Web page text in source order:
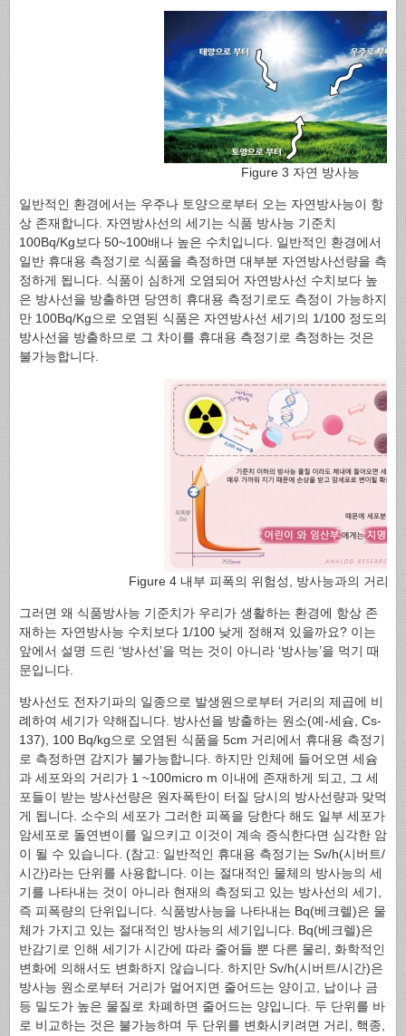
Figure 3 자연 방사능
일반적인 환경에서는 우주나 토양으로부터 오는 자연방사능이 항
상 존재합니다. 자연방사선의 세기는 식품 방사능 기준치
100Bq/Kg보다 50~100배나 높은 수치입니다. 일반적인 환경에서
일반 휴대용 측정기로 식품을 측정하면 대부분 자연방사선량을 측
정하게 됩니다. 식품이 심하게 오염되어 자연방사선 수치보다 높
은 방사선을 방출하면 당연히 휴대용 측정기로도 측정이 가능하지
만 100Bq/Kg으로 오염된 식품은 자연방사선 세기의 1/100 정도의
방사선을 방출하므로 그 차이를 휴대용 측정기로 측정하는 것은
불가능합니다.
Figure 4 내부 피폭의 위험성, 방사능과의 거리에
그러면 왜 식품방사능 기준치가 우리가 생활하는 환경에 항상 존
재하는 자연방사능 수치보다 1/100 낮게 정해져 있을까요? 이는
앞에서 설명 드린 ‘방사선’을 먹는 것이 아니라 ‘방사능’을 먹기 때
문입니다.
방사선도 전자기파의 일종으로 발생원으로부터 거리의 제곱에 비
례하여 세기가 약해집니다. 방사선을 방출하는 원소(예-세슘, Cs-
137), 100 Bq/kg으로 오염된 식품을 5cm 거리에서 휴대용 측정기
로 측정하면 감지가 불가능합니다. 하지만 인체에 들어오면 세슘
과 세포와의 거리가 1 ~100micro m 이내에 존재하게 되고, 그 세
포들이 받는 방사선량은 원자폭탄이 터질 당시의 방사선량과 맞먹
게 됩니다. 소수의 세포가 그러한 피폭을 당한다 해도 일부 세포가
암세포로 돌연변이를 일으키고 이것이 계속 증식한다면 심각한 암
이 될 수 있습니다. (참고: 일반적인 휴대용 측정기는 Sv/h(시버트/
시간)라는 단위를 사용합니다. 이는 절대적인 물체의 방사능의 세
기를 나타내는 것이 아니라 현재의 측정되고 있는 방사선의 세기,
즉 피폭량의 단위입니다. 식품방사능을 나타내는 Bq(베크렐)은 물
체가 가지고 있는 절대적인 방사능의 세기입니다. Bq(베크렐)은
반감기로 인해 세기가 시간에 따라 줄어들 뿐 다른 물리, 화학적인
변화에 의해서도 변화하지 않습니다. 하지만 Sv/h(시버트/시간)은
방사능 원소로부터 거리가 멀어지면 줄어드는 양이고, 납이나 금
등 밀도가 높은 물질로 차폐하면 줄어드는 양입니다. 두 단위를 바
로 비교하는 것은 불가능하며 두 단위를 변화시키려면 거리, 핵종,